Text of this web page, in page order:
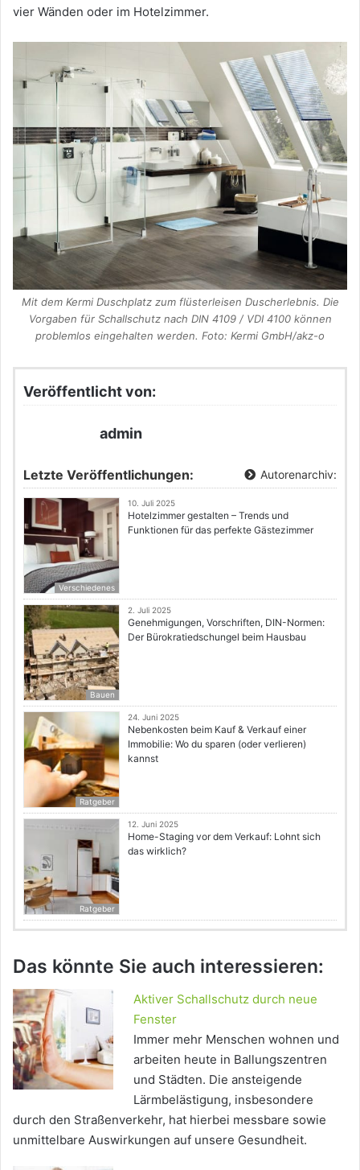
vier Wänden oder im Hotelzimmer.
Mit dem Kermi Duschplatz zum flüsterleisen Duscherlebnis. Die
Vorgaben für Schallschutz nach DIN 4109 / VDI 4100 können
problemlos eingehalten werden. Foto: Kermi GmbH/akz-o
Veröffentlicht von:
admin
Letzte Veröffentlichungen: Autorenarchiv:
Verschiedenes
10. Juli 2025
Hotelzimmer gestalten – Trends und
Funktionen für das perfekte Gästezimmer
Bauen
2. Juli 2025
Genehmigungen, Vorschriften, DIN-Normen:
Der Bürokratiedschungel beim Hausbau
Ratgeber
24. Juni 2025
Nebenkosten beim Kauf & Verkauf einer
Immobilie: Wo du sparen (oder verlieren)
kannst
Ratgeber
12. Juni 2025
Home-Staging vor dem Verkauf: Lohnt sich
das wirklich?
Das könnte Sie auch interessieren:
Aktiver Schallschutz durch neue
Fenster
Immer mehr Menschen wohnen und
arbeiten heute in Ballungszentren
und Städten. Die ansteigende
Lärmbelästigung, insbesondere
durch den Straßenverkehr, hat hierbei messbare sowie
unmittelbare Auswirkungen auf unsere Gesundheit.